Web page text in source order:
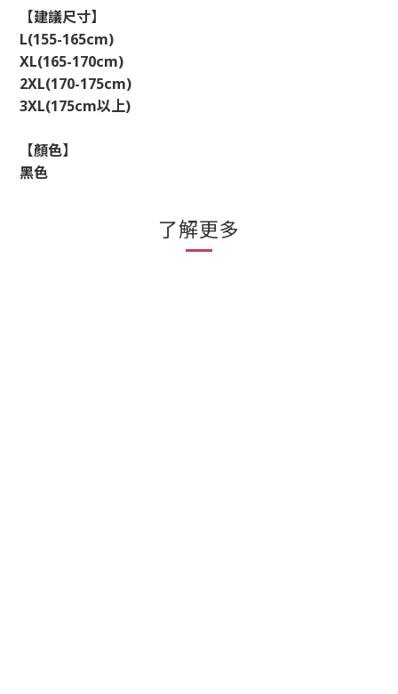
【建議尺寸】
L(155-165cm)
XL(165-170cm)
2XL(170-175cm)
3XL(175cm以上)
【顏色】
黑色
了解更多